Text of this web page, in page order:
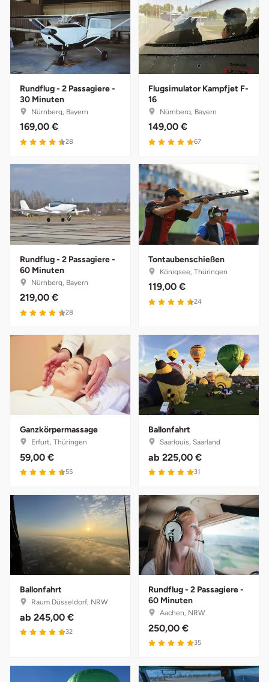
Rundflug - 2 Passagiere -
30 Minuten
Nürnberg, Bayern
169,00 €
28
Flugsimulator Kampfjet F-
16
Nürnberg, Bayern
149,00 €
67
Rundflug - 2 Passagiere -
60 Minuten
Nürnberg, Bayern
219,00 €
28
Tontaubenschießen
Königsee, Thüringen
119,00 €
24
Ganzkörpermassage
Erfurt, Thüringen
59,00 €
55
Ballonfahrt
Saarlouis, Saarland
ab 225,00 €
31
Ballonfahrt
Raum Düsseldorf, NRW
ab 245,00 €
32
Rundflug - 2 Passagiere -
60 Minuten
Aachen, NRW
250,00 €
35
Ostholstein
Ostprignitz-Ruppin
Oy-Mittelberg
Passau
Pforzheim
Pinneberg
Pirna
Plön
Potsdam-Mittelmark
Prignitz
Regensburg
Rendsburg Eckernförde
Rodgau
Rostock
Rottweil
Rügen
Saarbrücken
Salzgitter
Schongau